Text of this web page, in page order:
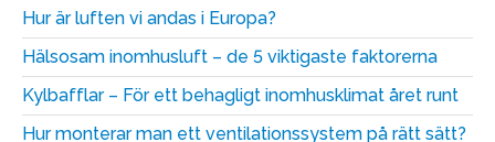
Hur är luften vi andas i Europa?
Hälsosam inomhusluft – de 5 viktigaste faktorerna
Kylbafflar – För ett behagligt inomhusklimat året runt
Hur monterar man ett ventilationssystem på rätt sätt?